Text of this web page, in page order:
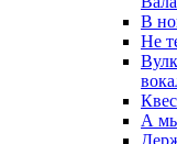
В
Не
А мы